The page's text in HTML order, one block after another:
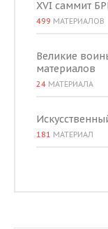
XVI саммит
499 МАТЕРИАЛОВ
Великие
материалов
24 МАТЕРИАЛА
181 МАТЕРИАЛ